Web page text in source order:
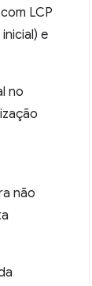
LCP
e
no
não